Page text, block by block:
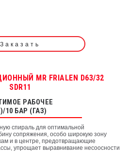
Заказать
MR FRIALEN D63/32
SDR11
РАБОЧЕЕ
10 БАР (ГАЗ)
спираль для оптимальной
сопряжения, особо широкую зону
и в центре, предотвращающие
упрощает выравнивание несоосности